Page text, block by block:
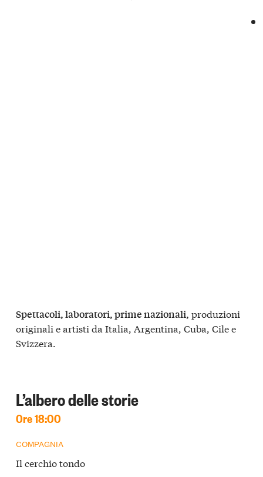
Spettacoli, laboratori, prime nazionali, produzioni
originali e artisti da Italia, Argentina, Cuba, Cile e
Svizzera.
L’albero delle storie
Ore 18:00
COMPAGNIA
Il cerchio tondo